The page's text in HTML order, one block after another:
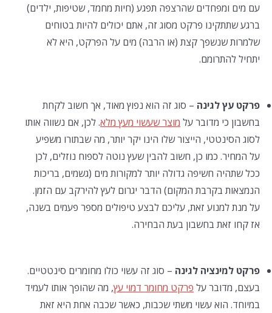
עם מים ומפחדים שהרצפה תפגע (חיות מחמד, שטיפות, ילדים)
ברגע שתתקינו פרקט מסוג זה, אתם יכולים להיות בטוחים
שלמרות שנשפך קצת (או הרבה) מים על הפרקט, היא לא
יתחיל להתרומם.
פרקט עץ לגינה – סוג זה הוא נפוץ מאוד, אך חשוב לקחת
בחשבון כי מדובר על מוצר שעשוי מעץ מלא. לכן, אם נשווה אותו
לסוג הסינטטי, הייצור שלו הינו יקר יותר, מה שבתורו משפיע
על המחיר. כמו כן, חשוב להבין שעץ נוטה לספוח נוזלים, לכן
ככל שתהיה חשיפה גדולה יותר למקורות מים (גשמים, בריכות
הנמצאות בקרבת המקום) הדבר יגרום לעץ להירקב עם הזמן.
על מנת למנוע זאת, עליכם לבצע טיפולים מספר פעמים בשנה,
אז קחו זאת בחשבון בעת הבחירה.
פרקט למינציה לגינה – סוג זה עשוי כולו מחומרים סינטטיים.
בעצם, מדובר על פרקט מחומר דמוי עץ, מה שהופך אותו לעמיד
במיוחד. הוא עשוי משתי שכבות, כאשר שכבה אחת היא זאת